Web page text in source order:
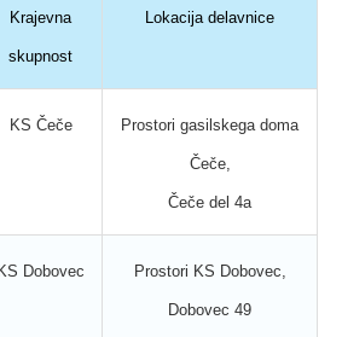
Krajevna
skupnost
Lokacija delavnice
KS Čeče Prostori gasilskega doma
Čeče,
Čeče del 4a
KS Dobovec Prostori KS Dobovec,
Dobovec 49